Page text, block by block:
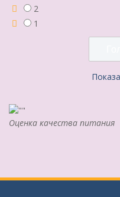
2
1
Оценка качества питания